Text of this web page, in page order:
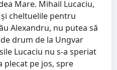
Mare. Mihail Lucaciu,
cheltuelile pentru
Alexandru, nu putea să
drum de la Ungvar
Lucaciu nu s-a speriat
plecat pe jos, spre